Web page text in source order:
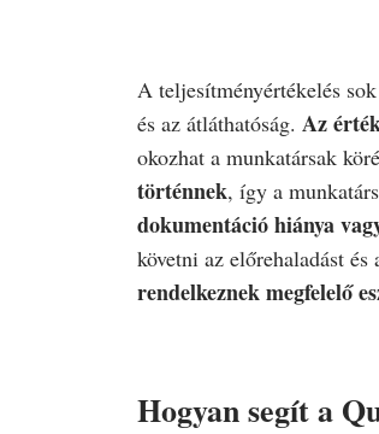
A teljesítményértékelés
és az átláthatóság. Az
okozhat a munkatársak
történnek, így a
dokumentáció hiánya
követni az előrehaladást
rendelkeznek megfelelő
Hogyan segít a